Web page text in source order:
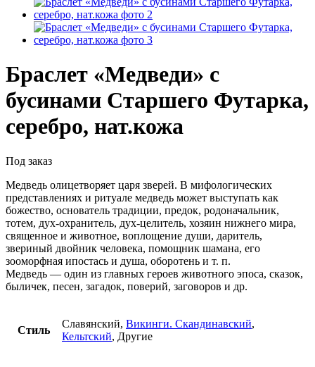
Браслет «Медведи» с
бусинами Старшего Футарка,
серебро, нат.кожа
Под заказ
Медведь олицетворяет царя зверей. В мифологических
представлениях и ритуале медведь может выступать как
божество, основатель традиции, предок, родоначальник,
тотем, дух-охранитель, дух-целитель, хозяин нижнего мира,
священное и животное, воплощение души, даритель,
звериный двойник человека, помощник шамана, его
зооморфная ипостась и душа, оборотень и т. п.
Медведь — один из главных героев животного эпоса, сказок,
быличек, песен, загадок, поверий, заговоров и др.
Стиль
Славянский, Викинги. Скандинавский,
Кельтский, Другие